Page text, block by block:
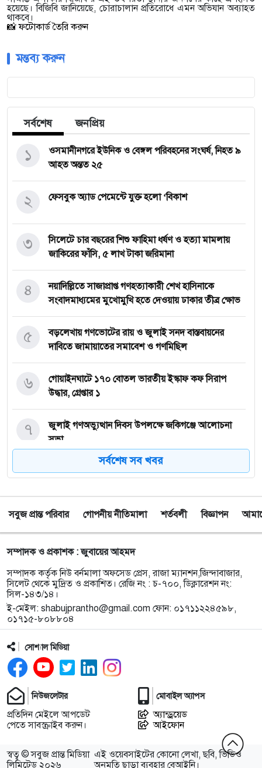
হয়েছে। বিজিবি জানিয়েছে, চোরাচালান প্রতিরোধে এমন অভিযান অব্যাহত
থাকবে।
📸 ফটোকার্ড তৈরি করুন
মন্তব্য করুন
সর্বশেষ জনপ্রিয়
ওসমানীনগরে ইউনিক ও বেঙ্গল পরিবহনের সংঘর্ষ, নিহত ৯
আহত অন্তত ২৫
১
ফেসবুক অ্যাড পেমেন্টে যুক্ত হলো ‘বিকাশ
২
সিলেটে চার বছরের শিশু ফাহিমা ধর্ষণ ও হত্যা মামলায়
জাকিরের ফাঁসি, ৫ লাখ টাকা জরিমানা
৩
নয়াদিল্লিতে সাজাপ্রাপ্ত গণহত্যাকারী শেখ হাসিনাকে
সংবাদমাধ্যমের মুখোমুখি হতে দেওয়ায় ঢাকার তীব্র ক্ষোভ
৪
বড়লেখায় গণভোটের রায় ও জুলাই সনদ বাস্তবায়নের
দাবিতে জামায়াতের সমাবেশ ও গণমিছিল
৫
গোয়াইনঘাটে ১৭০ বোতল ভারতীয় ইস্কাফ কফ সিরাপ
উদ্ধার, গ্রেপ্তার ১
৬
জুলাই গণঅভ্যুত্থান দিবস উপলক্ষে জকিগঞ্জে আলোচনা
সভা
৭
জকিগঞ্জে নিরাপদ ও টেকসই কৃষি নিশ্চিতে জৈবিক উপাদান
৮
টাঙ্গুয়ার হাওর অবৈধভাবে অনুপ্রবেশের দায়ে ৬ হাউসবোটে
কে জরিমানা
৯
সেপ্টেম্বর থেকে সিলেট ওসমানী বিমানবন্দরে ফের বিদেশি
ফ্লাইট চালু করছে সালামএয়ার
১০
জকিগঞ্জে প্রাইম মিনিস্টার্স গোল্ডকাপ ফুটবল টুর্নামেন্ট
উপলক্ষে প্রস্তুতিমূলক সভা
১১
যশোরের স্কুলছাত্রীকে নিয়ে সিলেটে আত্মগোপন, মাজার
গেট থেকে গ্রেফতার হবিগঞ্জের যুবক
১২
বালাউটে ফ্রি চক্ষু চিকিৎসা ক্যাম্প : প্রায় ৫ শত রোগী
পেলেন চিকিৎসাসেবা, ছানি অপারেশনের জন্য ১৬২ জন
নির্বাচিত
১৩
স্থানীয় উন্নয়নে দরিদ্র জনগোষ্ঠীর অংশগ্রহণ নিশ্চিতে
সর্বশেষ সব খবর
সবুজ প্রান্ত পরিবার গোপনীয় নীতিমালা শর্তবলী বিজ্ঞাপন
সম্পাদক ও প্রকাশক : জুবায়ের আহমদ
সম্পাদক কর্তৃক নিউ বর্নমালা অফসেড প্রেস, রাজা ম্যানশন,জিন্দাবাজার,
সিলেট থেকে মুদ্রিত ও প্রকাশিত। রেজি নং : চ-৭০০, ডিক্লারেশন নং:
সিল-১৪৩/১৪।
ই-মেইল: shabujprantho@gmail.com ফোন: ০১৭১১২২৪৫৯৮,
০১৭১৫-৮০৮৮০৪
সোশ্যাল মিডিয়া
নিউজলেটার
প্রতিদিন মেইলে আপডেট
পেতে সাবস্ক্রাইব করুন।
মোবাইল অ্যাপস
অ্যান্ড্রয়েড
আইফোন
স্বত্ব © সবুজ প্রান্ত মিডিয়া
লিমিটেড ২০২৬
এই ওয়েবসাইটের কোনো লেখা, ছবি, ভিডিও
অনুমতি ছাড়া ব্যবহার বেআইনি।